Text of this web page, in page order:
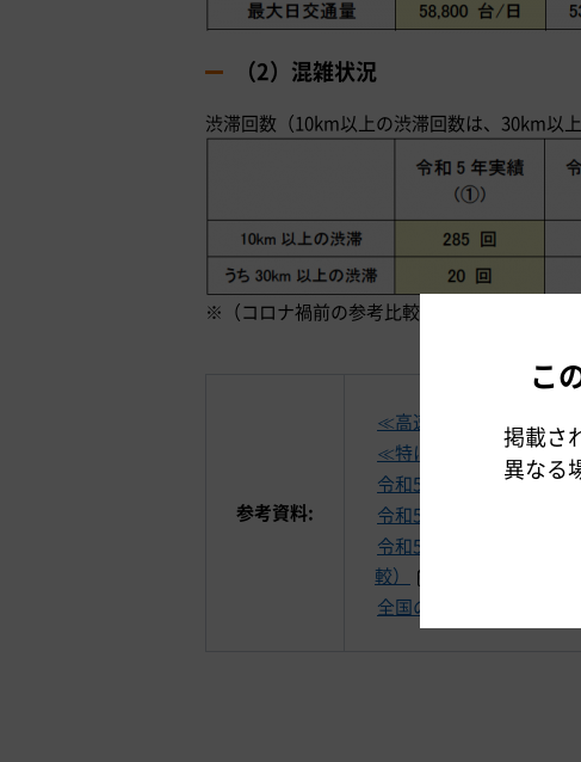
（2）混雑状況
渋滞回数（10km以上の渋滞回数は、30km以
※（コロナ禍前の参考比較）平成31年4月26日
参考資料:
≪高速道路の日別・方
≪特に長い渋滞発生箇
令和5年 ゴールデンウィ
令和5年 ゴールデンウィ
令和5年 ゴールデンウィ
較）
全国の高速道路の主な区間
こ
掲載さ
異なる